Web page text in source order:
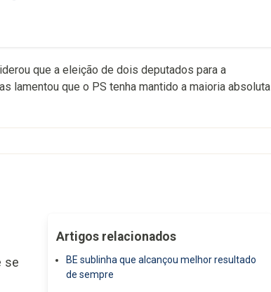
que a eleição de dois deputados para a
lamentou que o PS tenha mantido a maioria absoluta
Artigos relacionados
BE sublinha que alcançou melhor resultado
de sempre
se